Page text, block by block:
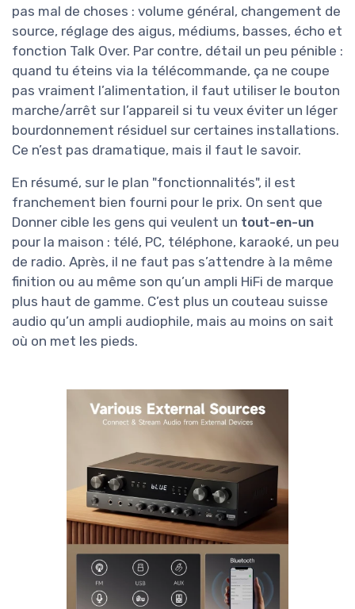
pas mal de choses : volume général, changement de
source, réglage des aigus, médiums, basses, écho et
fonction Talk Over. Par contre, détail un peu pénible :
quand tu éteins via la télécommande, ça ne coupe
pas vraiment l’alimentation, il faut utiliser le bouton
marche/arrêt sur l’appareil si tu veux éviter un léger
bourdonnement résiduel sur certaines installations.
Ce n’est pas dramatique, mais il faut le savoir.
En résumé, sur le plan "fonctionnalités", il est
franchement bien fourni pour le prix. On sent que
Donner cible les gens qui veulent un tout-en-un
pour la maison : télé, PC, téléphone, karaoké, un peu
de radio. Après, il ne faut pas s’attendre à la même
finition ou au même son qu’un ampli HiFi de marque
plus haut de gamme. C’est plus un couteau suisse
audio qu’un ampli audiophile, mais au moins on sait
où on met les pieds.